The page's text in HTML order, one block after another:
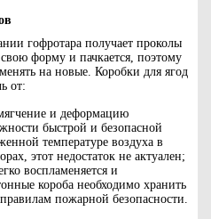
гофротара получает проколы
форму и пачкается, поэтому
на новые. Коробки для ягод
от:
и деформацию
быстрой и безопасной
температуре воздуха в
этот недостаток не актуален;
воспламеняется и
короба необходимо хранить
пожарной безопасности.